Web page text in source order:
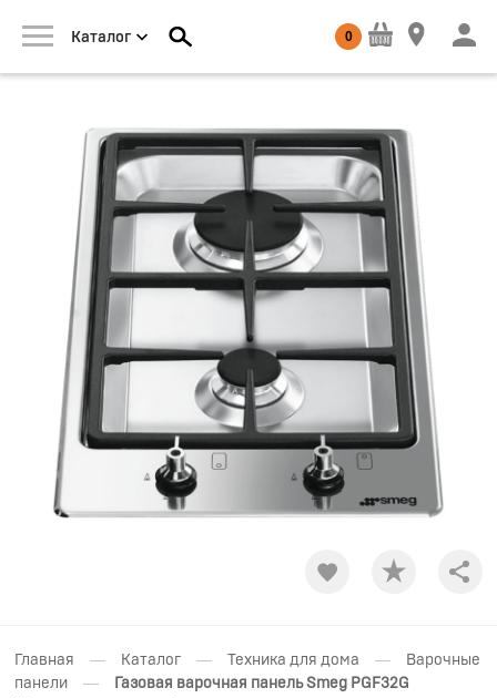
Каталог 0
Главная — Каталог — Техника для дома —
Варочные
панели
—
Газовая варочная панель Smeg PGF32G